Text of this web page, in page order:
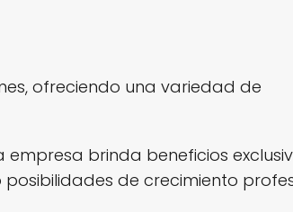
ofreciendo una variedad de
brinda beneficios
de crecimiento